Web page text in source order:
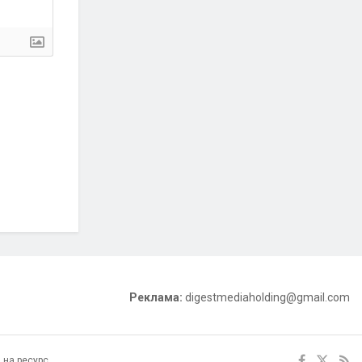
Реклама: digestmediaholding@gmail.com